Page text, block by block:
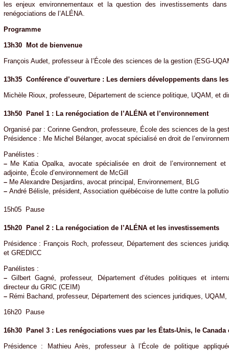
les enjeux environnementaux et la question des investissements
renégociations de l’ALÉNA.
Programme
13h30 Mot de bienvenue
François Audet, professeur à l’École des sciences de la gestion (ESG-
13h35 Conférence d’ouverture : Les derniers développements dans
Michèle Rioux, professeure, Département de science politique, UQAM, et
13h50 Panel 1 : La renégociation de l’ALÉNA et l’environnement
Organisé par : Corinne Gendron, professeure, École des sciences de la
Présidence : Me Michel Bélanger, avocat spécialisé en droit de
Panélistes :
–Me Katia Opalka, avocate spécialisée en droit de l’environnement et
adjointe, École d’environnement de McGill
–Me Alexandre Desjardins, avocat principal, Environnement, BLG
–André Bélisle, président, Association québécoise de lutte contre la
15h05 Pause
15h20 Panel 2 : La renégociation de l’ALÉNA et les investissements
Présidence : François Roch, professeur, Département des sciences
et GREDICC
Panélistes :
–Gilbert Gagné, professeur, Département d’études politiques et
directeur du GRIC (CEIM)
–Rémi Bachand, professeur, Département des sciences juridiques,
16h20 Pause
16h30 Panel 3 : Les renégociations vues par les États-Unis, le Canada
Présidence : Mathieu Arès, professeur à l’École de politique